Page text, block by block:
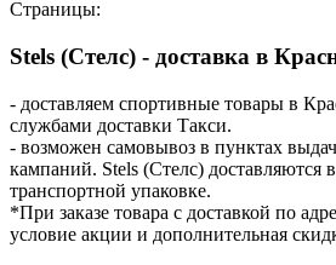
Страницы:
Stels (Стелс) - доставка в
- доставляем спортивные товары в
службами доставки Такси.
- возможен самовывоз в пунктах
кампаний. Stels (Стелс) доставляются
транспортной упаковке.
*При заказе товара с доставкой по
условие акции и дополнительная